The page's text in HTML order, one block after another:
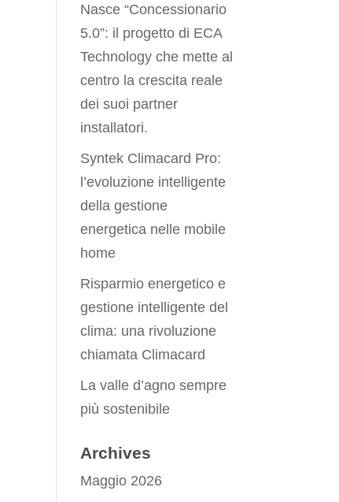
Nasce “Concessionario
5.0”: il progetto di ECA
Technology che mette al
centro la crescita reale
dei suoi partner
installatori.
Syntek Climacard Pro:
l’evoluzione intelligente
della gestione
energetica nelle mobile
home
Risparmio energetico e
gestione intelligente del
clima: una rivoluzione
chiamata Climacard
La valle d’agno sempre
più sostenibile
Archives
Maggio 2026